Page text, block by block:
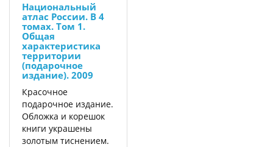
Национальный
атлас России. В 4
томах. Том 1.
Общая
характеристика
территории
(подарочное
издание). 2009
Красочное
подарочное издание.
Обложка и корешок
книги украшены
золотым тиснением.